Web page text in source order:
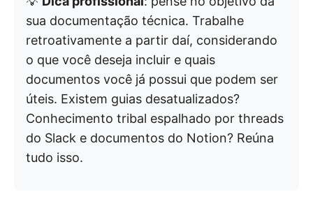
sua documentação técnica. Trabalhe
retroativamente a partir daí, considerando
o que você deseja incluir e quais
documentos você já possui que podem ser
úteis. Existem guias desatualizados?
Conhecimento tribal espalhado por threads
do Slack e documentos do Notion? Reúna
tudo isso.